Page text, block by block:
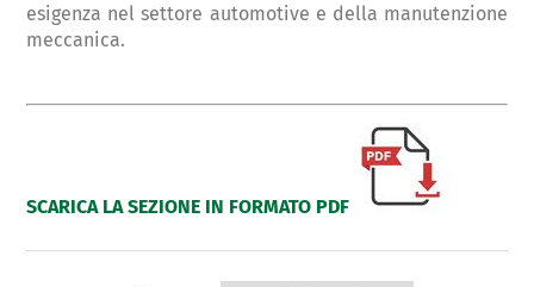
esigenza nel settore automotive e della manutenzione
meccanica.
SCARICA LA SEZIONE IN FORMATO PDF